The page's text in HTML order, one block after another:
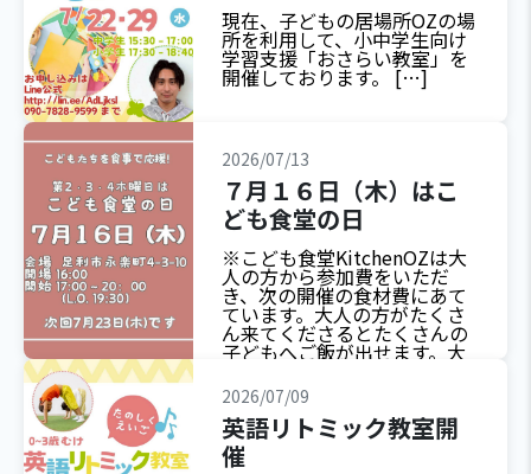
現在、子どもの居場所OZの場
所を利用して、小中学生向け
学習支援「おさらい教室」を
開催しております。 […]
2026/07/13
７月１６日（木）はこ
ども食堂の日
※こども食堂KitchenOZは大
人の方から参加費をいただ
き、次の開催の食材費にあて
ています。大人の方がたくさ
ん来てくださるとたくさんの
子どもへご飯が出せます。大
す。
2026/07/09
英語リトミック教室開
催